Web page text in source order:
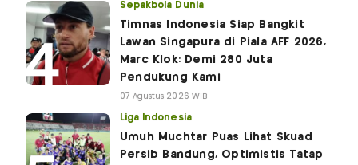
Sepakbola Dunia
Timnas Indonesia Siap Bangkit
Lawan Singapura di Piala AFF 2026,
Marc Klok: Demi 280 Juta
Pendukung Kami
07 Agustus 2026 WIB
Liga Indonesia
Umuh Muchtar Puas Lihat Skuad
Persib Bandung, Optimistis Tatap